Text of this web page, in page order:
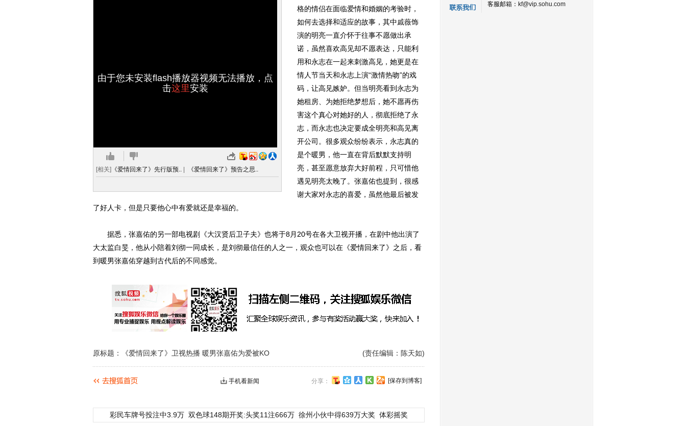
由于您未安装flash播放器视频无法播放，点
击这里安装
[相关] 《爱情回来了》先行版预.. 《爱情回来了》预告之思..
格的情侣在面临爱情和婚姻的考验时，
如何去选择和适应的故事，其中戚薇饰
演的明亮一直介怀于往事不愿做出承
诺，虽然喜欢高见却不愿表达，只能利
用和永志在一起来刺激高见，她更是在
情人节当天和永志上演“激情热吻”的戏
码，让高见嫉妒。但当明亮看到永志为
她租房、为她拒绝梦想后，她不愿再伤
害这个真心对她好的人，彻底拒绝了永
志，而永志也决定要成全明亮和高见离
开公司。很多观众纷纷表示，永志真的
是个暖男，他一直在背后默默支持明
亮，甚至愿意放弃大好前程，只可惜他
遇见明亮太晚了。张嘉佑也提到，很感
谢大家对永志的喜爱，虽然他最后被发
了好人卡，但是只要他心中有爱就还是幸福的。
据悉，张嘉佑的另一部电视剧《大汉贤后卫子夫》也将于8月20号在各大卫视开播，在剧中他出演了
大太监白旻，他从小陪着刘彻一同成长，是刘彻最信任的人之一，观众也可以在《爱情回来了》之后，看
到暖男张嘉佑穿越到古代后的不同感觉。
(责任编辑：陈天如)
原标题：《爱情回来了》卫视热播 暖男张嘉佑为爱被KO
分享： [保存到博客]
手机看新闻
彩民车牌号投注中3.9万 双色球148期开奖:头奖11注666万 徐州小伙中得639万大奖 体彩摇奖
客服邮箱： kf@vip.sohu.com